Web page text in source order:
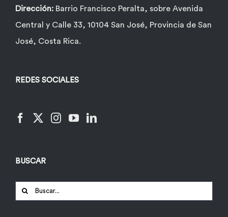
Dirección: Barrio Francisco Peralta, sobre Avenida
Central y Calle 33, 10104 San José, Provincia de San
José, Costa Rica.
REDES SOCIALES
BUSCAR
Buscar: